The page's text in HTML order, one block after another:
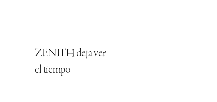
ZENITH deja ver
el tiempo